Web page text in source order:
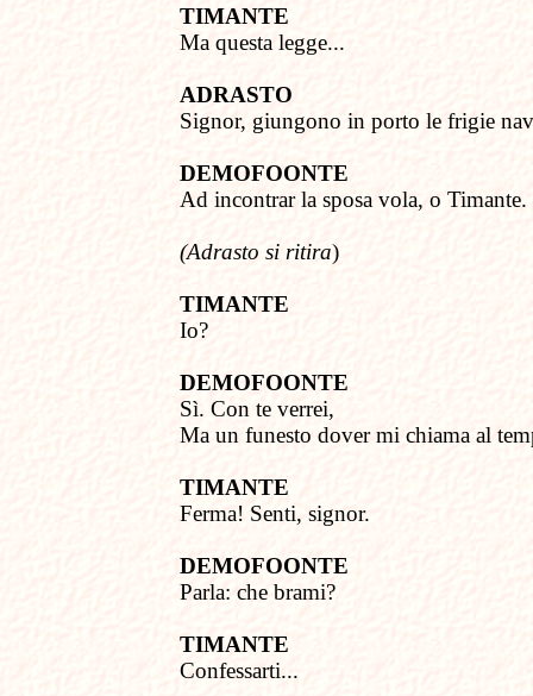
TIMANTE
Ma questa legge...
ADRASTO
Signor, giungono in porto le frigie
DEMOFOONTE
Ad incontrar la sposa vola, o Timante.
(Adrasto si ritira)
TIMANTE
Io?
DEMOFOONTE
Sì. Con te verrei,
Ma un funesto dover mi chiama al
TIMANTE
Ferma! Senti, signor.
DEMOFOONTE
Parla: che brami?
TIMANTE
Confessarti...